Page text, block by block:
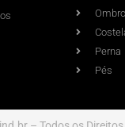
Ombro
Perna
Pés